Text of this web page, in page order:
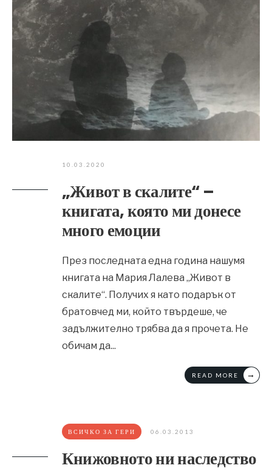
10.03.2020
„Живот в скалите“ –
книгата, която ми донесе
много емоции
През последната една година нашумя
книгата на Мария Лалева „Живот в
скалите“. Получих я като подарък от
братовчед ми, който твърдеше, че
задължително трябва да я прочета. Не
обичам да...
READ MORE →
ВСИЧКО ЗА ГЕРИ 06.03.2013
Книжовното ни наследство